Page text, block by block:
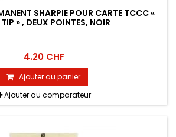
SHARPIE POUR CARTE TCCC «
» , DEUX POINTES, NOIR
4.20 CHF
Ajouter au panier
Ajouter au comparateur